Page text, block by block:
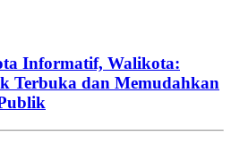
Informatif, Walikota:
Terbuka dan Memudahkan